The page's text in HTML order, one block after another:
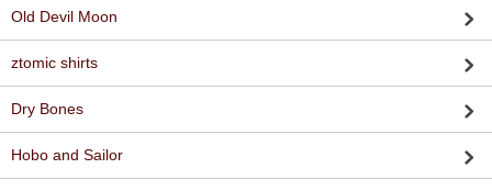
Old Devil Moon
ztomic shirts
Dry Bones
Hobo and Sailor